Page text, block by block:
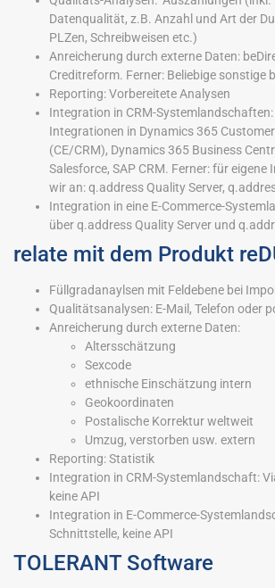
Datenqualität, z.B. Anzahl und Art der
PLZen, Schreibweisen etc.)
Anreicherung durch externe Daten:
Creditreform. Ferner: Beliebige sonstige
Reporting: Vorbereitete Analysen
Integration in CRM-
Integrationen in Dynamics 365
(CE/CRM), Dynamics 365 Business
Salesforce, SAP CRM. Ferner: für
wir an: q.address Quality Server,
Integration in eine E-Commerce-
über q.address Quality Server und
relate mit dem Produkt
Füllgradanaylsen mit Feldebene bei
Qualitätsanalysen: E-Mail, Telefon oder
Anreicherung durch externe Daten:
Altersschätzung
Sexcode
ethnische Einschätzung intern
Geokoordinaten
Postalische Korrektur weltweit
Umzug, verstorben usw. extern
Reporting: Statistik
Integration in CRM-Systemlandschaft:
keine API
Integration in E-Commerce-
Schnittstelle, keine API
TOLERANT Software